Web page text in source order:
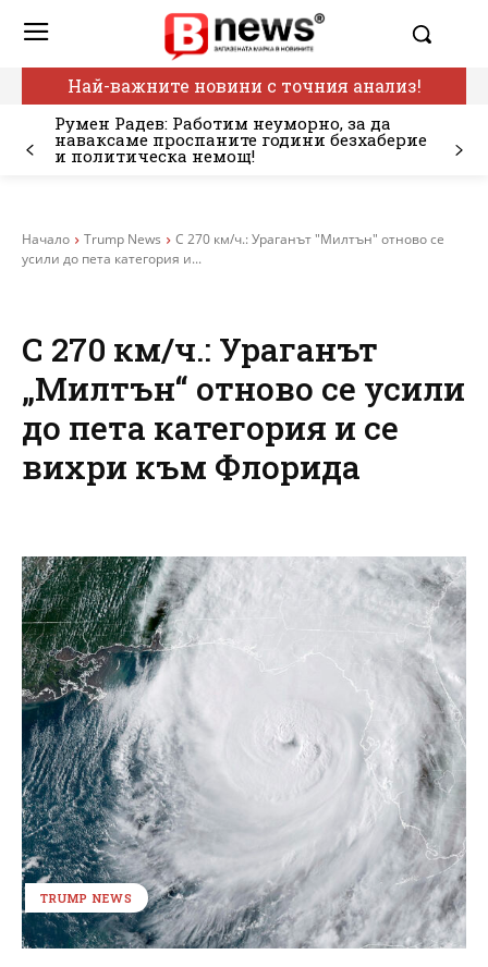
Най-важните новини с точния анализ!
Румен Радев: Работим неуморно, за да
наваксаме проспаните години безхаберие
и политическа немощ!
Начало Trump News
С 270 км/ч.: Ураганът "Милтън" отново се
усили до пета категория и...
С 270 км/ч.: Ураганът
„Милтън“ отново се усили
до пета категория и се
вихри към Флорида
TRUMP NEWS